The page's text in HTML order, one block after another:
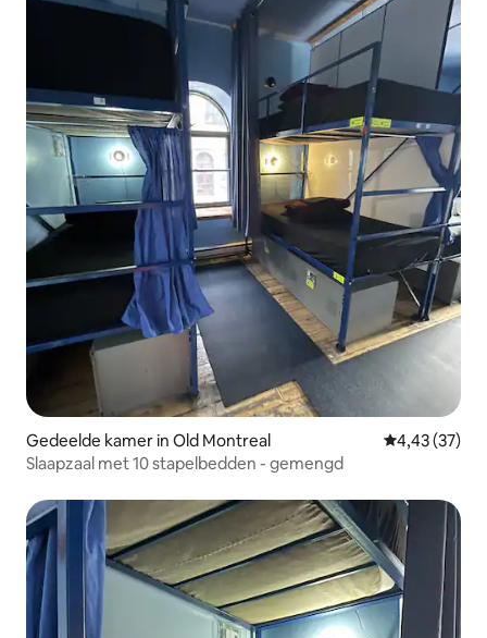
Gedeelde kamer in Old Montreal Gemiddelde
4,43 (37)
Slaapzaal met 10 stapelbedden - gemengd